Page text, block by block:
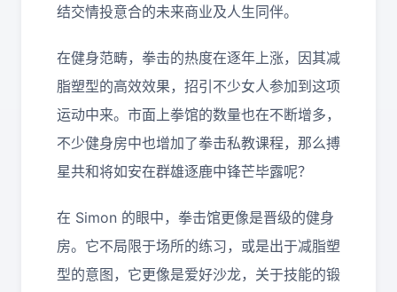
结交情投意合的未来商业及人生同伴。
在健身范畴，拳击的热度在逐年上涨，因其减
脂塑型的高效效果，招引不少女人参加到这项
运动中来。市面上拳馆的数量也在不断增多，
不少健身房中也增加了拳击私教课程，那么搏
星共和将如安在群雄逐鹿中锋芒毕露呢？
在 Simon 的眼中，拳击馆更像是晋级的健身
房。它不局限于场所的练习，或是出于减脂塑
型的意图，它更像是爱好沙龙，关于技能的锻